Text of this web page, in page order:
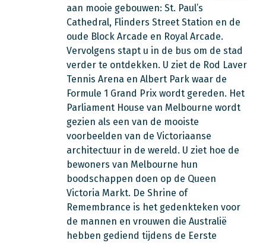
aan mooie gebouwen: St. Paul’s
Cathedral, Flinders Street Station en de
oude Block Arcade en Royal Arcade.
Vervolgens stapt u in de bus om de stad
verder te ontdekken. U ziet de Rod Laver
Tennis Arena en Albert Park waar de
Formule 1 Grand Prix wordt gereden. Het
Parliament House van Melbourne wordt
gezien als een van de mooiste
voorbeelden van de Victoriaanse
architectuur in de wereld. U ziet hoe de
bewoners van Melbourne hun
boodschappen doen op de Queen
Victoria Markt. De Shrine of
Remembrance is het gedenkteken voor
de mannen en vrouwen die Australië
hebben gediend tijdens de Eerste